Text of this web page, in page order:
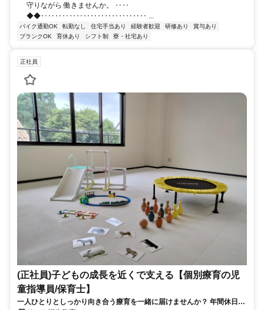
守りながら 働きませんか。 ‥‥
◆◆‥‥‥‥‥‥‥‥‥‥‥‥‥‥‥ ...
バイク通勤OK 転勤なし 住宅手当あり 経験者歓迎 研修あり
賞与あり
ブランクOK
育休あり シフト制 寮・社宅あり
正社員
(正社員)子どもの成長を近くで支える【個別療育の児
童指導員/保育士】
一人ひとりとしっかり向き合う療育を一緒に届けませんか？ 年間休日